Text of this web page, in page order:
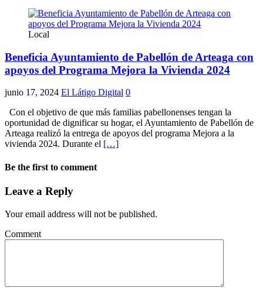
Local
Beneficia Ayuntamiento de Pabellón de Arteaga con
apoyos del Programa Mejora la Vivienda 2024
junio 17, 2024 El Látigo Digital 0
Con el objetivo de que más familias pabellonenses tengan la
oportunidad de dignificar su hogar, el Ayuntamiento de Pabellón de
Arteaga realizó la entrega de apoyos del programa Mejora a la
vivienda 2024. Durante el […]
Be the first to comment
Leave a Reply
Your email address will not be published.
Comment